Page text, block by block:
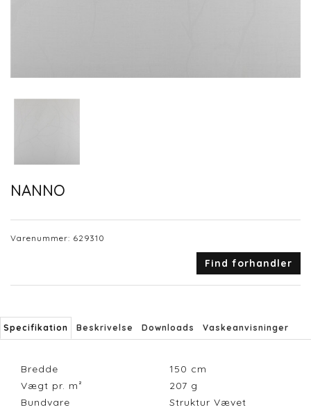
NANNO
Varenummer: 629310
Find forhandler
Specifikation Beskrivelse Downloads Vaskeanvisninger
Bredde 150 cm
Vægt pr. m²
207 g
Bundvare
Struktur Vævet